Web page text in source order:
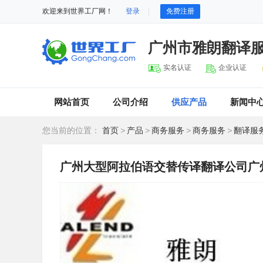
欢迎来到世界工厂网！ 登录 免费注册
广州市雅朗翻译
实名认证 企业认证
网站首页 公司介绍 供应产品 新闻中
您当前的位置： 首页 > 产品 >商务服务 >商务服务 >翻译服
广州大型阿拉伯语交替传译翻译公司